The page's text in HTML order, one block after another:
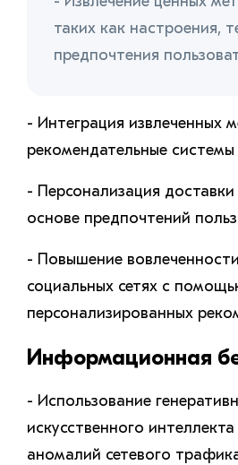
таких как настроения,
предпочтения
- Интеграция извлеченных
рекомендательные системы
- Персонализация
основе предпочтений
- Повышение
социальных сетях с
персонализированных
Информационная
- Использование
искусственного
аномалий сетевого